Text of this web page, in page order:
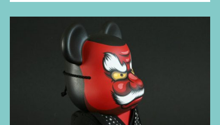
Barcelona
2019